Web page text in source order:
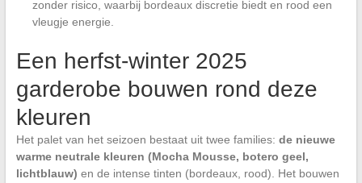
zonder risico, waarbij bordeaux discretie biedt en rood een
vleugje energie.
Een herfst-winter 2025
garderobe bouwen rond deze
kleuren
Het palet van het seizoen bestaat uit twee families: de nieuwe
warme neutrale kleuren (Mocha Mousse, botero geel,
lichtblauw) en de intense tinten (bordeaux, rood). Het bouwen